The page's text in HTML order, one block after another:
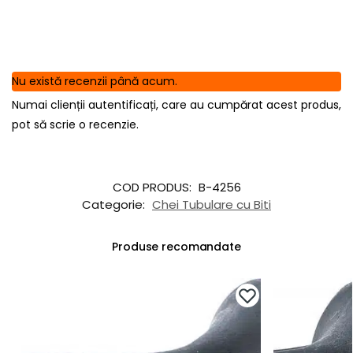
Nu există recenzii până acum.
Numai clienții autentificați, care au cumpărat acest produs,
pot să scrie o recenzie.
COD PRODUS: B-4256
Categorie: Chei Tubulare cu Biti
Produse recomandate